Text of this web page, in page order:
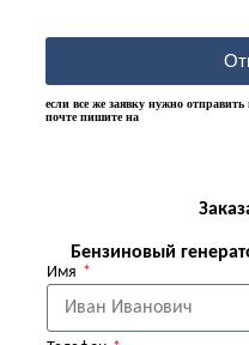
если все же заявку нужно отправить
почте пишите на
Бензиновый
Имя